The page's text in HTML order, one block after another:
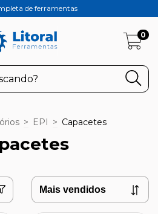
de ferramentas
0
> EPI > Capacetes